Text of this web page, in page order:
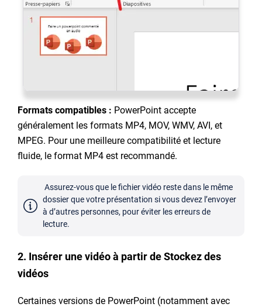
Formats compatibles : PowerPoint accepte
généralement les formats MP4, MOV, WMV, AVI, et
MPEG. Pour une meilleure compatibilité et lecture
fluide, le format MP4 est recommandé.
Assurez-vous que le fichier vidéo reste dans le même
dossier que votre présentation si vous devez l’envoyer
à d’autres personnes, pour éviter les erreurs de
lecture.
2. Insérer une vidéo à partir de Stockez des
vidéos
Certaines versions de PowerPoint (notamment avec